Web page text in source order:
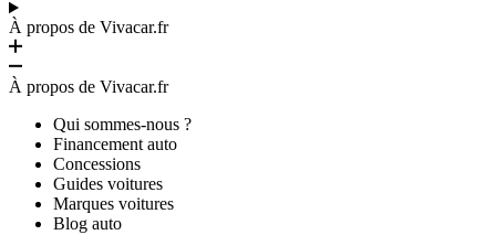
À propos de Vivacar.fr
À propos de Vivacar.fr
Qui sommes-nous ?
Financement auto
Concessions
Guides voitures
Marques voitures
Blog auto